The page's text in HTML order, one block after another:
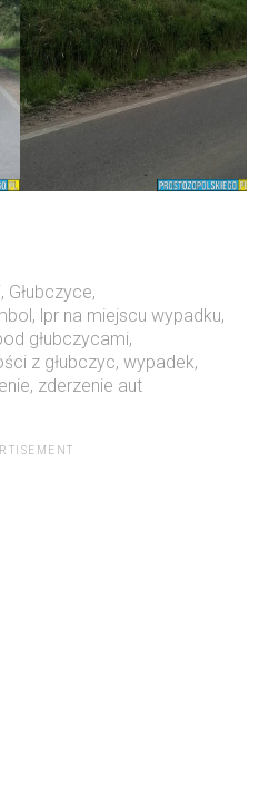
, Głubczyce,
, lpr na miejscu wypadku,
głubczycami,
z głubczyc, wypadek,
, zderzenie aut